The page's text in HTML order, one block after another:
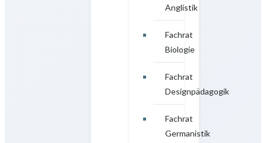
Anglistik
Fachrat
Biologie
Fachrat
Designpädagogik
Fachrat
Germanistik